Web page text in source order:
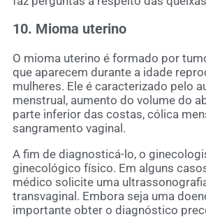
10. Mioma uterino
O mioma uterino é formado por
que aparecem durante a idade
mulheres. Ele é caracterizado pelo
menstrual, aumento do volume do
parte inferior das costas, cólica
sangramento vaginal.
A fim de diagnosticá-lo, o
ginecológico físico. Em alguns
médico solicite uma
transvaginal. Embora seja uma
importante obter o diagnóstico